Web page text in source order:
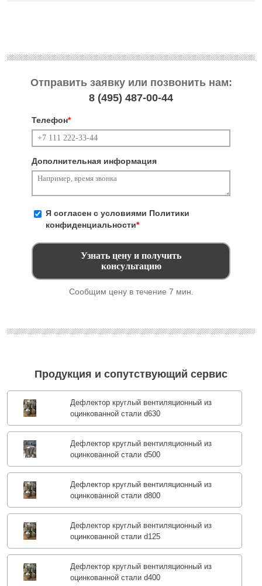
Отправить заявку или позвонить нам:
8 (495) 487-00-44
Телефон*
Дополнительная информация
Я согласен с условиями Политики
конфиденциальности*
Сообщим цену в течение 7 мин.
Продукция и сопутствующий сервис
Дефлектор круглый вентиляционный из
оцинкованной стали d630
Дефлектор круглый вентиляционный из
оцинкованной стали d500
Дефлектор круглый вентиляционный из
оцинкованной стали d800
Дефлектор круглый вентиляционный из
оцинкованной стали d125
Дефлектор круглый вентиляционный из
оцинкованной стали d400